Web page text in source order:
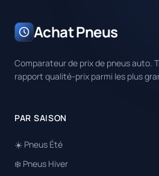
Achat Pneus
Comparateur de prix de pneus auto.
rapport qualité-prix parmi les plus
PAR SAISON
☀️ Pneus Été
❄️ Pneus Hiver